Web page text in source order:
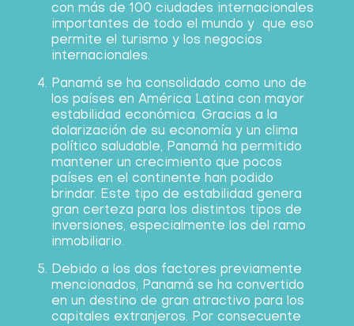
con más de 100 ciudades internacionales
importantes de todo el mundo y que eso
permite el turismo y los negocios
internacionales.
Panamá se ha consolidado como uno de
los países en América Latina con mayor
estabilidad económica. Gracias a la
dolarización de su economía y un clima
político saludable, Panamá ha permitido
mantener un crecimiento que pocos
países en el continente han podido
brindar. Este tipo de estabilidad genera
gran certeza para los distintos tipos de
inversiones, especialmente los del ramo
inmobiliario.
Debido a los dos factores previamente
mencionados, Panamá se ha convertido
en un destino de gran atractivo para los
capitales extranjeros. Por consecuente